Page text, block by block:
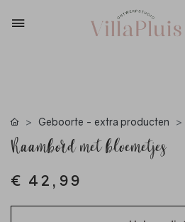
Geboorte - extra producten
Raambord met bloemetjes
€ 42,99